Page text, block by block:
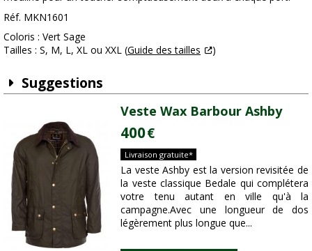
Réf. MKN1601
Coloris : Vert Sage
Tailles : S, M, L, XL ou XXL (Guide des tailles )
Suggestions
Veste Wax Barbour Ashby
400€
Livraison gratuite*
La veste Ashby est la version revisitée de
la veste classique Bedale qui complétera
votre tenu autant en ville qu'à la
campagne.Avec une longueur de dos
légèrement plus longue que...